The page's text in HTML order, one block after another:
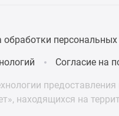
обработки
Согласие на
находящихся на